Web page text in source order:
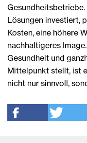
Lösungen investiert,
Kosten, eine höhere
nachhaltigeres
Gesundheit und
Mittelpunkt stellt, ist
nicht nur sinnvoll,